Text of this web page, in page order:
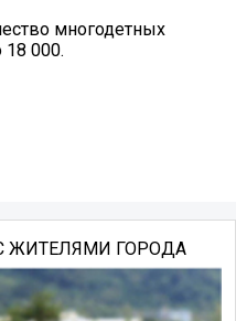
многодетных
000.
ЖИТЕЛЯМИ ГОРОДА